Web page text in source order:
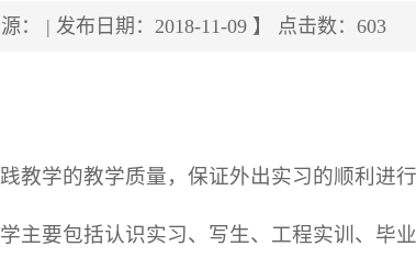
源： | 发布日期：2018-11-09 】 点击数： 603
教学的教学质量，保证外出实习的顺利进行
主要包括认识实习、写生、工程实训、毕